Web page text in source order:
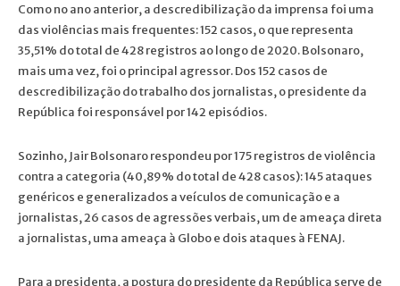
Como no ano anterior, a descredibilização da imprensa foi uma
das violências mais frequentes: 152 casos, o que representa
35,51% do total de 428 registros ao longo de 2020. Bolsonaro,
mais uma vez, foi o principal agressor. Dos 152 casos de
descredibilização do trabalho dos jornalistas, o presidente da
República foi responsável por 142 episódios.
Sozinho, Jair Bolsonaro respondeu por 175 registros de violência
contra a categoria (40,89% do total de 428 casos): 145 ataques
genéricos e generalizados a veículos de comunicação e a
jornalistas, 26 casos de agressões verbais, um de ameaça direta
a jornalistas, uma ameaça à Globo e dois ataques à FENAJ.
Para a presidenta, a postura do presidente da República serve de